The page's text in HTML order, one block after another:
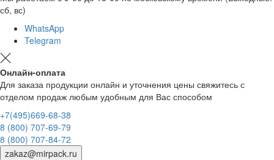
сб, вс)
WhatsApp
Telegram
Онлайн-оплата
Для заказа продукции онлайн и уточнения цены свяжитесь с
отделом продаж любым удобным для Вас способом
+7(495)669-68-38
8 (800) 707-69-79
8 (800) 707-84-72
zakaz@mirpack.ru